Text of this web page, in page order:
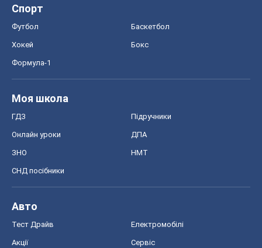
Спорт
Футбол Баскетбол
Хокей Бокс
Формула-1
Моя школа
ГДЗ Підручники
Онлайн уроки ДПА
ЗНО НМТ
СНД посібники
Авто
Тест Драйв Електромобілі
Акції Сервіс